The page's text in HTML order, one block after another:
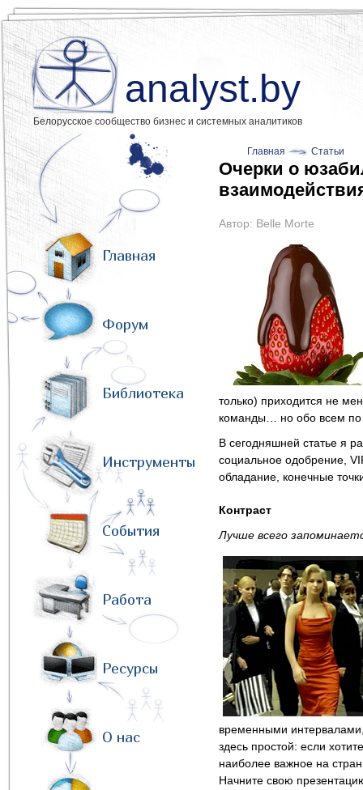
analyst.by
Белорусское сообщество бизнес и системных аналитиков
Главная
Форум
Библиотека
Инструменты
События
Работа
Ресурсы
О нас
Главная Статьи
Очерки о
Автор: Belle Morte
только) приходится не
команды… но обо всем по
В сегодняшней статье я
социальное одобрение,
обладание, конечные
Контраст
Лучше всего
временными
здесь простой: если
наиболее важное на
Начните свою